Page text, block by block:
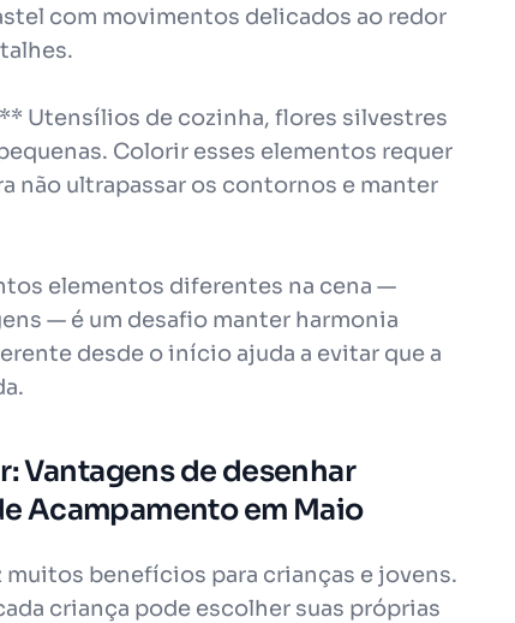
com movimentos delicados ao redor
Utensílios de cozinha, flores silvestres
Colorir esses elementos requer
não ultrapassar os contornos e manter
elementos diferentes na cena —
— é um desafio manter harmonia
desde o início ajuda a evitar que a
Vantagens de desenhar
Acampamento em Maio
benefícios para crianças e jovens.
criança pode escolher suas próprias